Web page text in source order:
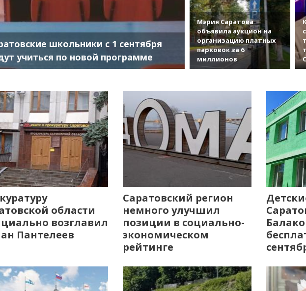
школьники с 1 сентября
учиться по новой программе
Мэрия Саратова
объявила аукцион на
организацию платных
парковок за 6
миллионов
области
возглавил
Пантелеев
Саратовский регион
немного улучшил
позиции в социально-
экономическом
рейтинге